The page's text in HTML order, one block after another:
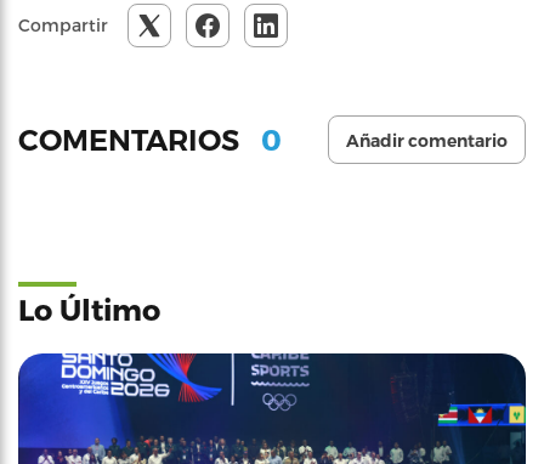
Compartir
COMENTARIOS 0 Añadir comentario
Lo Último